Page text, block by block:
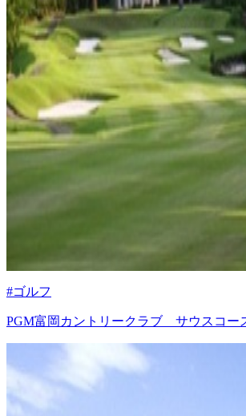
#ゴルフ
PGM富岡カントリークラブ サウスコー